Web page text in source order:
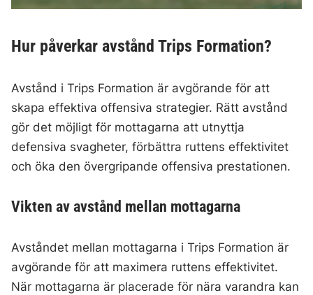
Hur påverkar avstånd Trips Formation?
Avstånd i Trips Formation är avgörande för att
skapa effektiva offensiva strategier. Rätt avstånd
gör det möjligt för mottagarna att utnyttja
defensiva svagheter, förbättra ruttens effektivitet
och öka den övergripande offensiva prestationen.
Vikten av avstånd mellan mottagarna
Avståndet mellan mottagarna i Trips Formation är
avgörande för att maximera ruttens effektivitet.
När mottagarna är placerade för nära varandra kan